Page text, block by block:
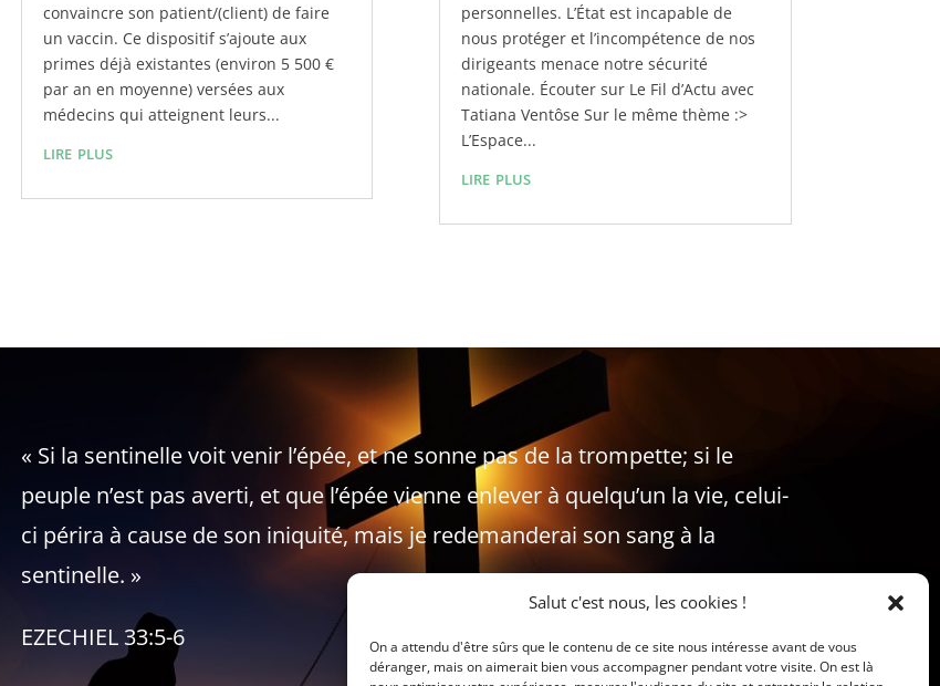
Salut c'est nous, les cookies !
On a attendu d'être sûrs que le contenu de ce site nous intéresse avant de vous
déranger, mais on aimerait bien vous accompagner pendant votre visite. On est là
convaincre son patient/(client) de faire
un vaccin. Ce dispositif s’ajoute aux
primes déjà existantes (environ 5 500 €
par an en moyenne) versées aux
médecins qui atteignent leurs...
lire plus
personnelles. L’État est incapable de
nous protéger et l’incompétence de nos
dirigeants menace notre sécurité
nationale. Écouter sur Le Fil d’Actu avec
Tatiana Ventôse Sur le même thème :>
L’Espace...
lire plus
« Si la sentinelle voit venir l’épée, et ne sonne pas de la trompette; si le
peuple n’est pas averti, et que l’épée vienne enlever à quelqu’un la vie, celui-
ci périra à cause de son iniquité, mais je redemanderai son sang à la
sentinelle. »
EZECHIEL 33:5-6